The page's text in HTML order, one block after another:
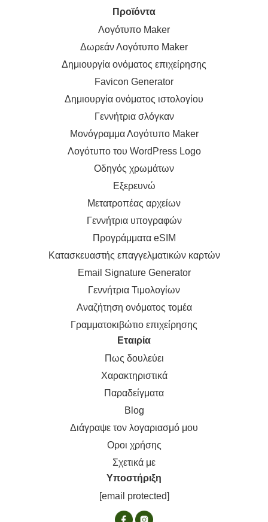
Προϊόντα
Λογότυπο Maker
Δωρεάν Λογότυπο Maker
Δημιουργία ονόματος επιχείρησης
Favicon Generator
Δημιουργία ονόματος ιστολογίου
Γεννήτρια σλόγκαν
Μονόγραμμα Λογότυπο Maker
Λογότυπο του WordPress Logo
Οδηγός χρωμάτων
Εξερευνώ
Μετατροπέας αρχείων
Γεννήτρια υπογραφών
Προγράμματα eSIM
Κατασκευαστής επαγγελματικών καρτών
Email Signature Generator
Γεννήτρια Τιμολογίων
Αναζήτηση ονόματος τομέα
Γραμματοκιβώτιο επιχείρησης
Εταιρία
Πως δουλεύει
Χαρακτηριστικά
Παραδείγματα
Blog
Διάγραψε τον λογαριασμό μου
Οροι χρήσης
Σχετικά με
Υποστήριξη
[email protected]